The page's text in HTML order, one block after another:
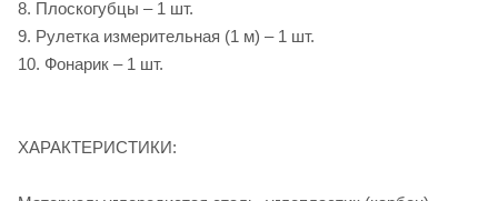
8. Плоскогубцы – 1 шт.
9. Рулетка измерительная (1 м) – 1 шт.
10. Фонарик – 1 шт.
ХАРАКТЕРИСТИКИ: